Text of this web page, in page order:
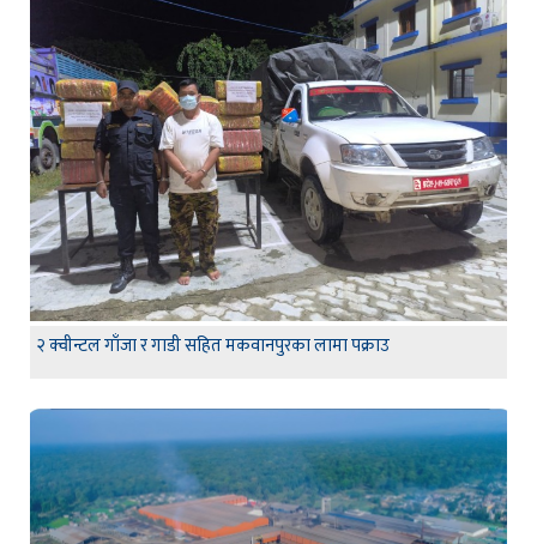
२ क्वीन्टल गाँजा र गाडी सहित मकवानपुरका लामा पक्राउ